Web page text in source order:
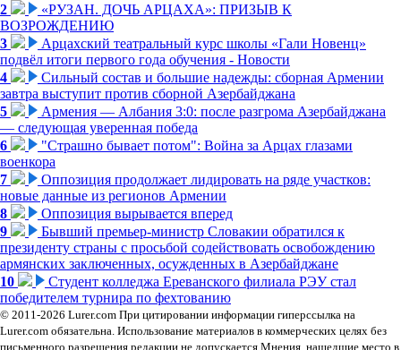
2
«РУЗАН. ДОЧЬ АРЦАХА»: ПРИЗЫВ К
ВОЗРОЖДЕНИЮ
3
Арцахский театральный курс школы «Гали Новенц»
подвёл итоги первого года обучения - Новости
4
Сильный состав и большие надежды: сборная Армении
завтра выступит против сборной Азербайджана
5
Армения — Албания 3:0: после разгрома Азербайджана
— следующая уверенная победа
6
"Страшно бывает потом": Война за Арцах глазами
военкора
7
Оппозиция продолжает лидировать на ряде участков:
новые данные из регионов Армении
8
Оппозиция вырывается вперед
9
Бывший премьер-министр Словакии обратился к
президенту страны с просьбой содействовать освобождению
армянских заключенных, осужденных в Азербайджане
10
Студент колледжа Ереванского филиала РЭУ стал
победителем турнира по фехтованию
© 2011-2026 Lurer.com При цитировании информации гиперссылка на
Lurer.com обязательна. Использование материалов в коммерческих целях без
письменного разрешения редакции не допускается.Мнения, нашедшие место в